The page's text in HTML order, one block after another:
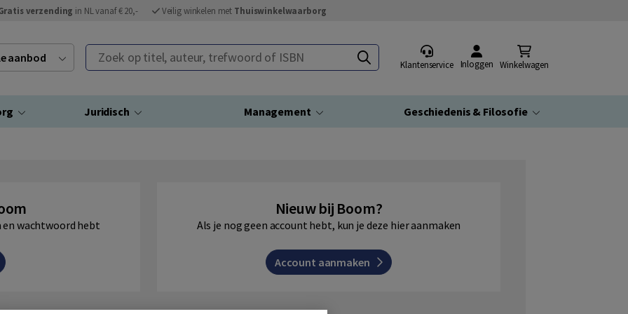
verzending in NL vanaf € 20,- Veilig winkelen met Thuiswinkelwaarborg
aanbod Zoek op titel, auteur, trefwoord of ISBN
Klantenservice Inloggen Winkelwagen
Juridisch Management Geschiedenis & Filosofie
en wachtwoord hebt
Nieuw bij Boom?
Als je nog geen account hebt, kun je deze hier aanmaken
Account aanmaken